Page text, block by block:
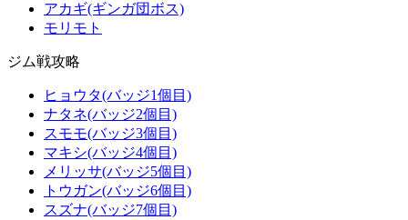
アカギ(ギンガ団ボス)
モリモト
ジム戦攻略
ヒョウタ(バッジ1個目)
ナタネ(バッジ2個目)
スモモ(バッジ3個目)
マキシ(バッジ4個目)
メリッサ(バッジ5個目)
トウガン(バッジ6個目)
スズナ(バッジ7個目)